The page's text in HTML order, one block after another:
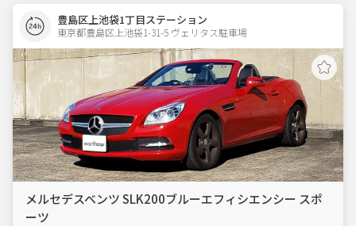
豊島区上池袋1丁目ステーション
東京都豊島区上池袋1-31-5 ヴェリタス駐車場
メルセデスベンツ SLK200ブルーエフィシエンシー スポ
ーツ